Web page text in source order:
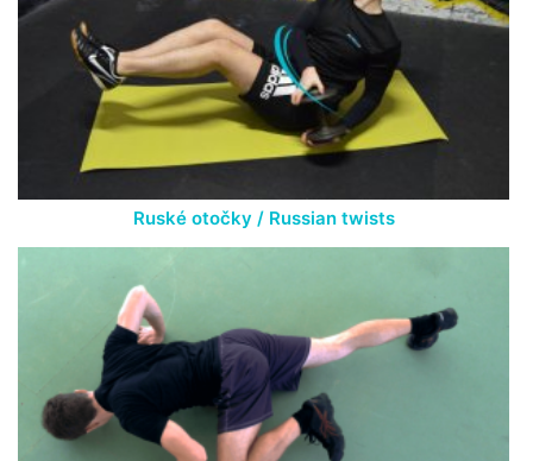
Ruské otočky / Russian twists